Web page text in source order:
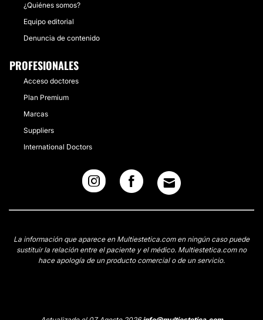
¿Quiénes somos?
Equipo editorial
Denuncia de contenido
PROFESIONALES
Acceso doctores
Plan Premium
Marcas
Suppliers
International Doctors
La información que aparece en Multiestetica.com en ningún caso puede
sustituir la relación entre el paciente y el médico. Multiestetica.com no
hace apología de un producto comercial o de un servicio.